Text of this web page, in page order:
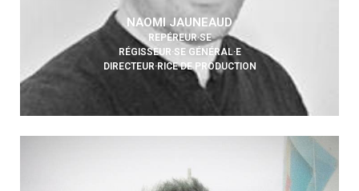
NAOMI JAUNEAUD
REPÉREUR·SE
RÉGISSEUR·SE GÉNÉRAL·E
DIRECTEUR·RICE DE PRODUCTION